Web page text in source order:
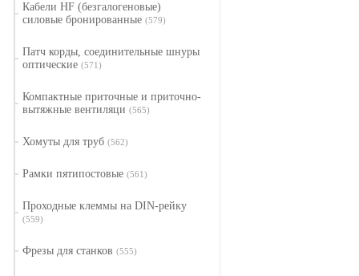
Кабели HF (безгалогеновые)
силовые бронированные (579)
Патч корды, соединительные шнуры
оптические (571)
Компактные приточные и приточно-
вытяжные вентиляци (565)
Хомуты для труб (562)
Рамки пятипостовые (561)
Проходные клеммы на DIN-рейку
(559)
Фрезы для станков (555)